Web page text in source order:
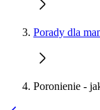
Porady dla
Poronienie -